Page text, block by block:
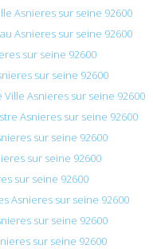
Asnieres sur seine 92600
Asnieres sur seine 92600
sur seine 92600
sur seine 92600
Asnieres sur seine 92600
Asnieres sur seine 92600
sur seine 92600
sur seine 92600
sur seine 92600
Asnieres sur seine 92600
sur seine 92600
sur seine 92600